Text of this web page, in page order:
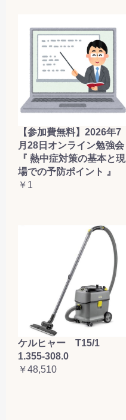
【参加費無料】2026年7
月28日オンライン勉強会
『 熱中症対策の基本と現
場での予防ポイント 』
￥1
ケルヒャー T15/1
1.355-308.0
￥48,510